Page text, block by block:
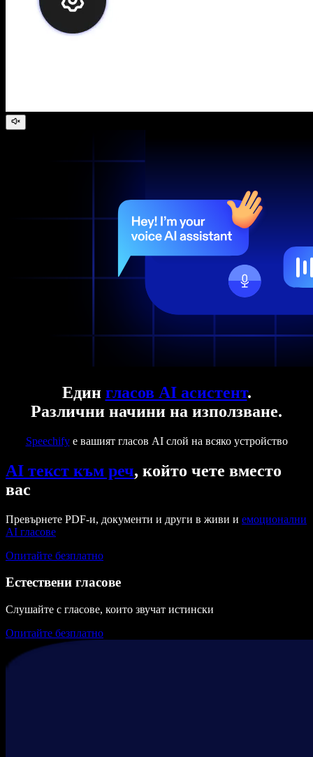
Един гласов AI асистент.
Различни начини на използване.
Speechifyе вашият гласов AI слой на всяко устройство
AI текст към реч, който чете вместо
вас
Превърнете PDF-и, документи и други в живи и емоционални
AI гласове
Опитайте безплатно
Естествени гласове
Слушайте с гласове, които звучат истински
Опитайте безплатно